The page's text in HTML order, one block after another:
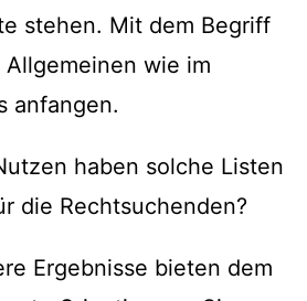
stehen. Mit dem Begriff
wie im
anfangen.
haben solche Listen
die Rechtsuchenden?
Ergebnisse bieten dem